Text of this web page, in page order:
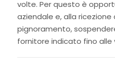
volte. Per questo è
aziendale e, alla
pignoramento,
fornitore indicato fino alle